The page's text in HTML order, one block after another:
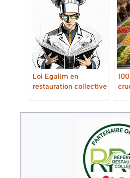
Loi Egalim en
restauration collective